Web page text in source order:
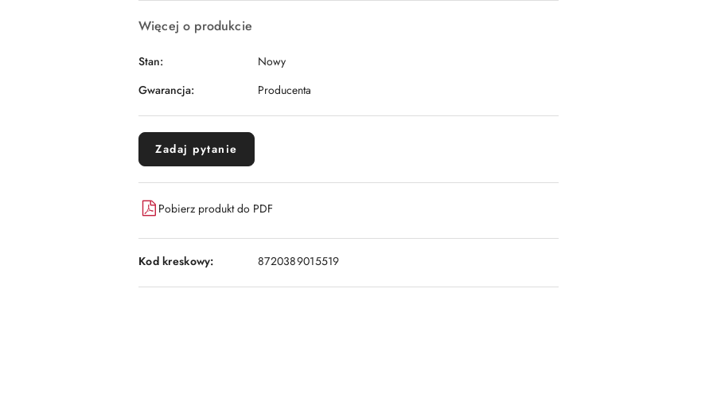
Więcej o produkcie
Stan:
Nowy
Gwarancja:
Producenta
Zadaj pytanie
Pobierz produkt do PDF
Kod kreskowy: 8720389015519